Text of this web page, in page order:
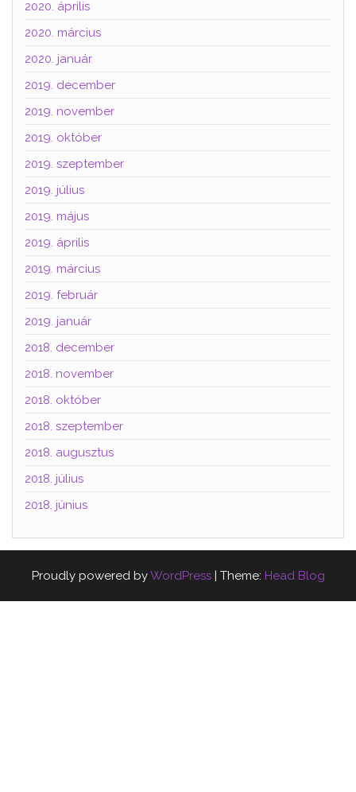
2020. április
2020. március
2020. január
2019. december
2019. november
2019. október
2019. szeptember
2019. július
2019. május
2019. április
2019. március
2019. február
2019. január
2018. december
2018. november
2018. október
2018. szeptember
2018. augusztus
2018. július
2018. június
Proudly powered byWordPress | Theme: Head Blog